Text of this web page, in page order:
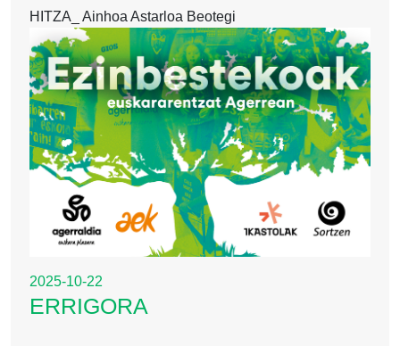
HITZA_ Ainhoa Astarloa Beotegi
2025-10-22
ERRIGORA